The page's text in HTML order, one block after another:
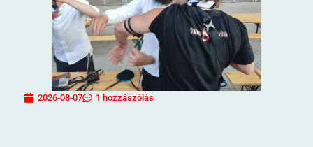
2026-08-07 1 hozzászólás